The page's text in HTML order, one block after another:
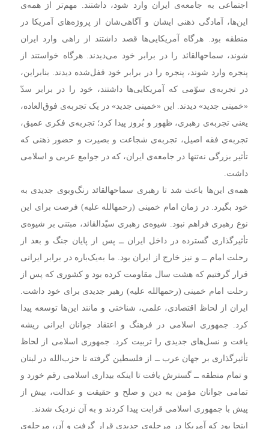
اجتماعی به جامعه‌ی ایران وارد شود، داشتند. مهم‌تر از همه‌ی
این‌ها، آمادگی ذهنی ایشان و آگاهی‌شان از پروژه‌های آمریکا در
منطقه بود. هر‌گاه آمریکایی‌ها قصد داشتند از راهی وارد ایران
شوند، سماحهالقائد را در برابر خود می‌دیدند. هر‌گاه خواستند از
پنجره وارد شوند، پنجره را در برابر خود قفل‌شده دیدند. بنابراین،
در تجربه‌ی سوّمی که آمریکایی‌ها داشتند، خود را در برابر سدّ
«خمینی جدید» دیدند. این «خمینی جدید» در یک تجربه‌ی فوق‌العاده،
یعنی تجربه‌ی رهبری، ظهور و بُروز پیدا کرد؛ تجربه‌ی فکری عمیق،
تجربه‌ی فقه اصیل، تجربه‌ی شجاعت و بصیرت و حضور ذهنی که
تأثیر بزرگی نه‌تنها در جامعه‌ی ایران، که در جوامع عربی و اسلامی
داشت.
همه‌ی این‌ها باعث شد تا رهبری سماحهالقائد رنگ‌وبوی جدیدی به
خود بگیرد. در زمان امام خمینی (رحمهالله علیه) فرصت برای این
نوع رهبری فراهم نبود. شیوه‌ی رهبری سیّدالقائد، مبتنی بر شیوه‌ی
تأثیرگذاری گسترده در داخل ایران ــ پس از پایان جنگ و بعد از
رحلت امام ــ و نیز خارج از ایران بود. ما به‌یک‌باره در برابر ایرانی
قرار گرفتیم که هشت سال مقاومت کرده بود و کشوری که پس از
رحلت امام خمینی (رحمهالله علیه) رهبر جدیدی برای خود داشت.
ایران از لحاظ اقتصادی، علمی، شناختی و مانند این‌ها توسعه پیدا
کرد. جمهوری اسلامی در فرهنگ و اعتقاد جوانان ایرانی ریشه
یافت و نسل‌های جدیدی را تربیت کرد. جمهوری اسلامی از لحاظ
تأثیرگذاری بر جهان عرب ــ از فلسطین گرفته تا حزب‌الله در لبنان
و تمام منطقه ــ گسترش یافت تا اینکه بیداری اسلامی رقم خورد و
تمامی جوانان مؤمن به دین و صلح و حقیقت و عدالت، بیش از
پیش با جمهوری اسلامی قرابت پیدا کردند و به آن نزدیک شدند.
اینجا بود که آمریکا در مرحله‌ی جدیدی قرار گرفت و آن، مرحله‌ی